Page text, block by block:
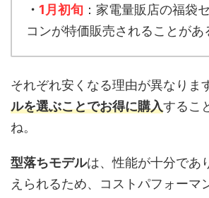
・ 1月初旬 ：家電量販店の福袋
コンが特価販売されることがあ
それぞれ安くなる理由が異なりま
ルを選ぶことでお得に購入するこ
ね。
型落ちモデルは、性能が十分であ
えられるため、コストパフォーマ